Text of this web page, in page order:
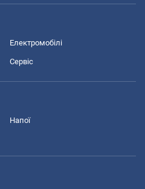
Електромобілі
Сервіс
Напої